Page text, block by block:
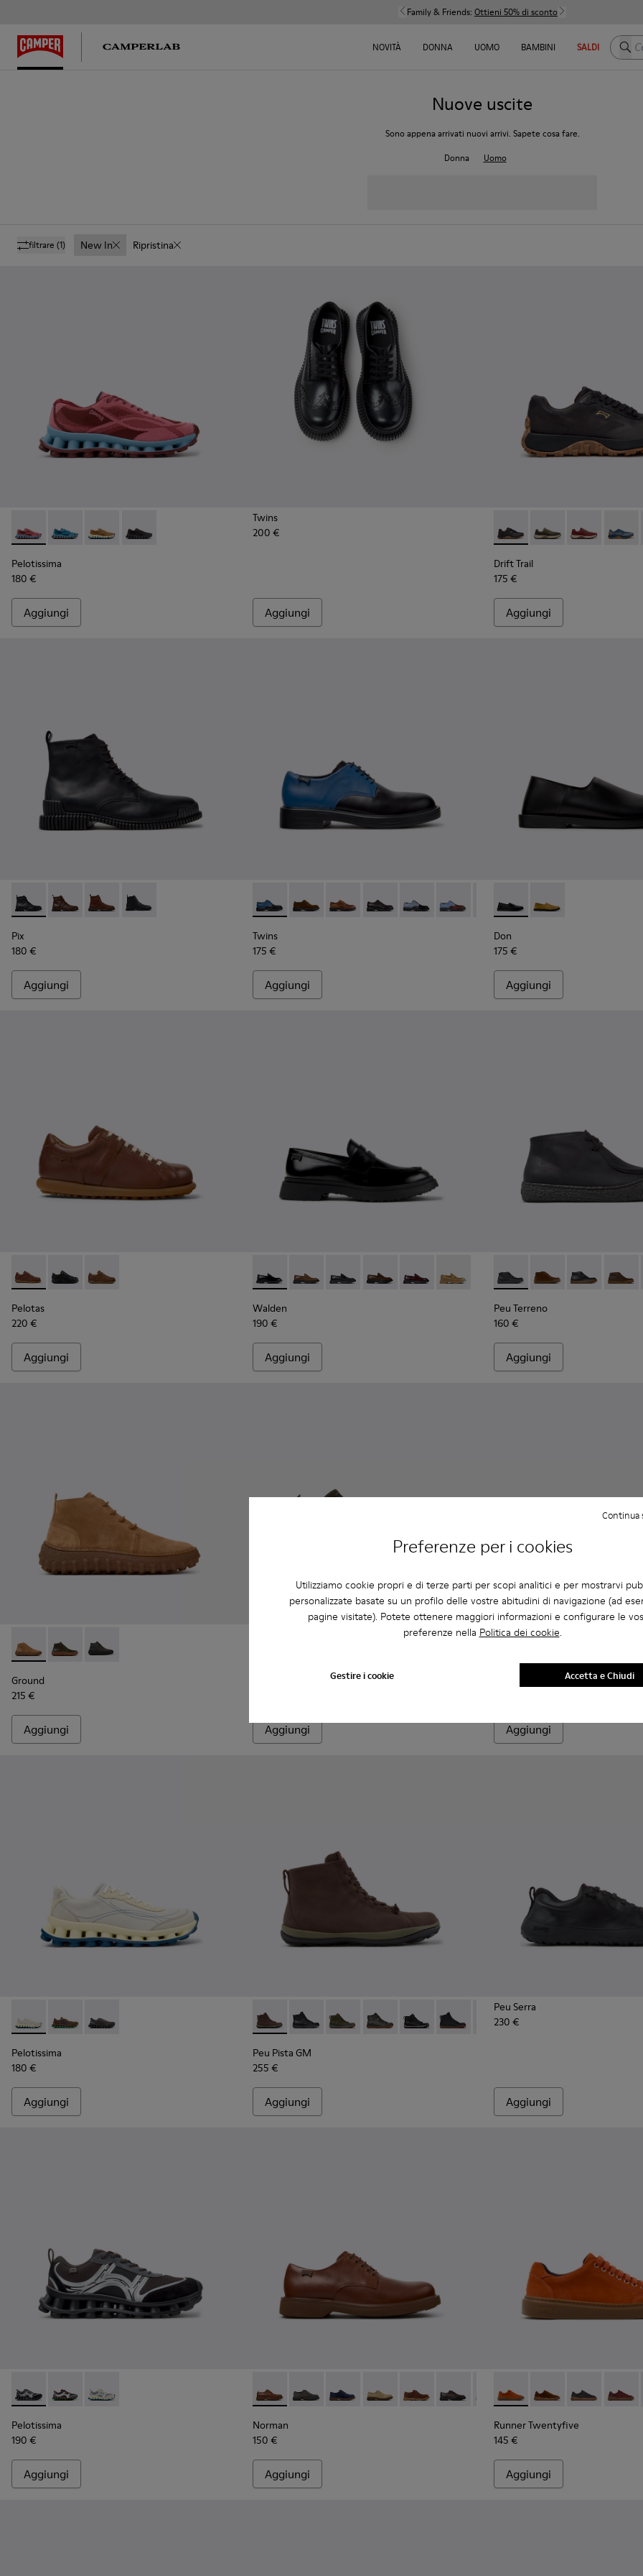
Preferenze per i cookies
Utilizziamo cookie propri e di terze parti per scopi analitici e per mostrarvi
personalizzate basate su un profilo delle vostre abitudini di navigazione (ad
pagine visitate). Potete ottenere maggiori informazioni e configurare le
preferenze nella Politica dei cookie.
Gestire i cookie
Continua
Accetta e Chiudi
Family & Friends: Ottieni 50% di sconto
NOVITÀ DONNA UOMO BAMBINI SALDI
Nuove uscite
Sono appena arrivati ​​nuovi arrivi. Sapete cosa fare.
Donna
Uomo
filtrare (1) New In Ripristina
Pelotissima - K101109-010 - Sneakers bordeaux in materiali ingegnerizzati riciclati da Uomo.
Pelotissima - K101109-011
Pelotissima - K101109-007
Pelotissima - K101109-006
Pelotissima
180 €
Aggiungi
Twins
200 €
Aggiungi
Drift Trail - K101084-005 -
Drift Trail - K101084-
Drift Trail -
Drift
Drift Trail
175 €
Aggiungi
Pix - K300542-004 - Stivaletti in pelle nera da Uomo.
Pix - K300542-005
Pix - K300542-003
Pix - K300542-001
Pix
180 €
Aggiungi
Twins - K100979-026 - Scarpe in pelle multicolore da Uomo.
Twins - K100979-027
Twins - K100979-025
Twins - K100979-022
Twins - K100979-016
Twins - K100979-015
Twins - K100979-014
Twins - K100979-012
Twins - K100979-011
Twins
175 €
Aggiungi
Don - K101089-001 -
Don - K101089-002
Don
175 €
Aggiungi
Pelotas - 17408-125 - Scarpe di pelle marroni da Uomo.
Pelotas - 17408-126
Pelotas - 17408-124
Pelotas
220 €
Aggiungi
Walden - K100633-019 - Mocassini in pelle nera da Uomo.
Walden - K100633-049
Walden - K100633-048
Walden - K100633-046
Walden - K100633-045
Walden - K100633-027
Walden
190 €
Aggiungi
Peu Terreno - K300530-
Peu Terreno -Peu Terreno -
Peu
Peu Terreno
160 €
Aggiungi
Ground - K300330-019 - Stivaletti in camoscio marroni da Uomo.
Ground - K300330-020 - Stivaletti in pelle verde da Uomo.
Ground - K300330-006
Ground
215 €
Aggiungi Aggiungi
Dean - K101045-008 -
Aggiungi
Pelotissima - K101150-003 - Sneakers in pelle e nabuk bianche e beige da Uomo.
Pelotissima - K101150-004 - Sneakers in pelle e nabuk marroni da Uomo.
Pelotissima - K101150-001 - Sneakers in pelle e nabuk grigie da Uomo.
Pelotissima
180 €
Aggiungi
Peu Pista GM - K300287-035 - Stivaletti in nabuk marroni da Uomo.
Peu Pista GM - K300287-034
Peu Pista GM - K300287-033
Peu Pista GM - K300287-032
Peu Pista GM - K300287-030
Peu Pista GM - K300287-026
Peu Pista GM - K300287-015
Peu Pista GM
255 €
Aggiungi
Peu Serra
230 €
Aggiungi
Pelotissima - K101134-003 - Sneakers grigie in tessuto e nabuk da Uomo.
Pelotissima - K101134-002 - Sneakers multicolori in tessuto Sorona e nabuk da Uomo.
Pelotissima - K101134-001 - Sneakers grigie in tessuto Sorona e nabuk da Uomo.
Pelotissima
190 €
Aggiungi
Norman - K100998-009 - Scarpe in pelle marroni da Uomo.
Norman - K100998-010
Norman - K100998-008
Norman - K100998-007
Norman - K100998-005
Norman - K100998-002
Norman - K100998-001
Norman
150 €
Aggiungi
Runner Twentyfive -
Runner Twentyfive -
Runner
Runner Twentyfive
145 €
Aggiungi